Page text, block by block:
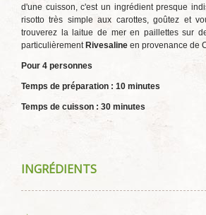
d'une cuisson, c'est un ingrédient presque
risotto très simple aux carottes, goûtez et
trouverez la laitue de mer en paillettes sur
particulièrement Rivesaline en provenance de
Pour 4 personnes
Temps de préparation : 10 minutes
Temps de cuisson : 30 minutes
INGRÉDIENTS